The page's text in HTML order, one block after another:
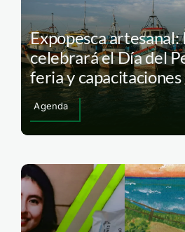
Expopesca artesanal:
celebrará el Día del
feria y
Agenda